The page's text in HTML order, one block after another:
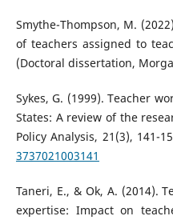
Smythe-Thompson, M.
of teachers assigned to
(Doctoral dissertation,
Sykes, G. (1999). Teacher
States: A review of the
Policy Analysis, 21(3), 141-
3737021003141
Taneri, E., & Ok, A. (2014).
expertise: Impact on